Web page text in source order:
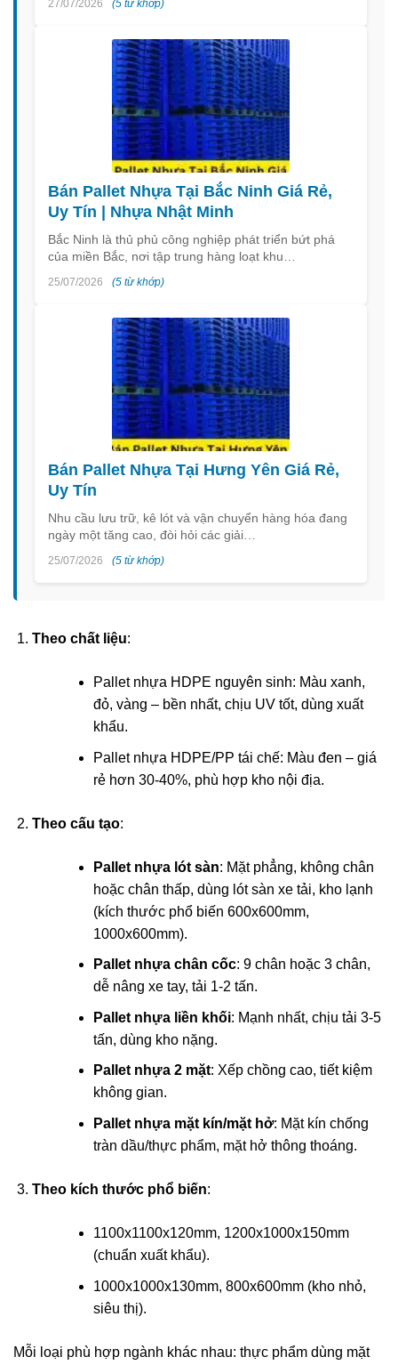
27/07/2026 (5 từ khớp)
Bán Pallet Nhựa Tại Bắc Ninh Giá Rẻ,
Uy Tín | Nhựa Nhật Minh
Bắc Ninh là thủ phủ công nghiệp phát triển bứt phá
của miền Bắc, nơi tập trung hàng loạt khu…
25/07/2026 (5 từ khớp)
Bán Pallet Nhựa Tại Hưng Yên Giá Rẻ,
Uy Tín
Nhu cầu lưu trữ, kê lót và vận chuyển hàng hóa đang
ngày một tăng cao, đòi hỏi các giải…
25/07/2026 (5 từ khớp)
Theo chất liệu:
Pallet nhựa HDPE nguyên sinh: Màu xanh,
đỏ, vàng – bền nhất, chịu UV tốt, dùng xuất
khẩu.
Pallet nhựa HDPE/PP tái chế: Màu đen – giá
rẻ hơn 30-40%, phù hợp kho nội địa.
Theo cấu tạo:
Pallet nhựa lót sàn: Mặt phẳng, không chân
hoặc chân thấp, dùng lót sàn xe tải, kho lạnh
(kích thước phổ biến 600x600mm,
1000x600mm).
Pallet nhựa chân cốc: 9 chân hoặc 3 chân,
dễ nâng xe tay, tải 1-2 tấn.
Pallet nhựa liền khối: Mạnh nhất, chịu tải 3-5
tấn, dùng kho nặng.
Pallet nhựa 2 mặt: Xếp chồng cao, tiết kiệm
không gian.
Pallet nhựa mặt kín/mặt hở: Mặt kín chống
tràn dầu/thực phẩm, mặt hở thông thoáng.
Theo kích thước phổ biến:
1100x1100x120mm, 1200x1000x150mm
(chuẩn xuất khẩu).
1000x1000x130mm, 800x600mm (kho nhỏ,
siêu thị).
Mỗi loại phù hợp ngành khác nhau: thực phẩm dùng mặt